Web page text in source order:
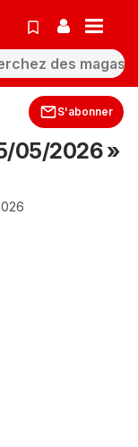
S'abonner
05/2026 »